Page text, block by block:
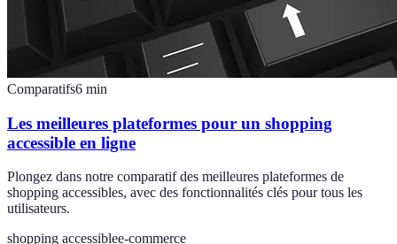
Comparatifs6 min
Les meilleures plateformes pour un shopping
accessible en ligne
Plongez dans notre comparatif des meilleures plateformes de
shopping accessibles, avec des fonctionnalités clés pour tous les
utilisateurs.
shopping accessiblee-commerce